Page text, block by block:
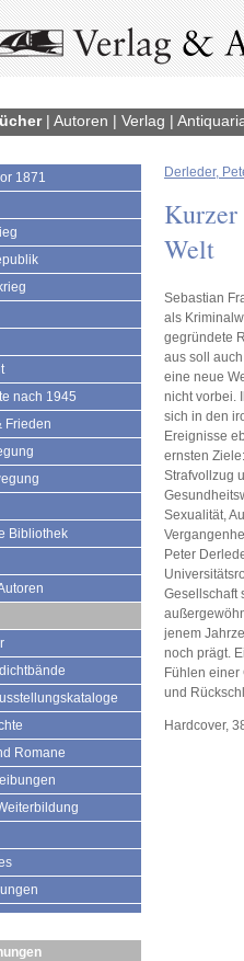
| Autoren | Verlag |
1871
nach 1945
Frieden
Bibliothek
Romane
Derleder,
Welt
Sebastian
als
gegründete
aus soll
eine neue
nicht vorbei.
sich in den
Ereignisse
ernsten
Strafvollzug
Sexualität,
Peter
Gesellschaft
jenem
noch prägt.
Fühlen einer
und
Hardcover,